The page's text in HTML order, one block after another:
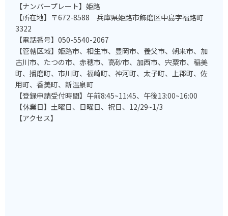
【ナンバープレート】姫路
【所在地】〒672-8588 兵庫県姫路市飾磨区中島字福路町
3322
【電話番号】050-5540-2067
【管轄区域】姫路市、相生市、豊岡市、養父市、朝来市、加
古川市、たつの市、赤穂市、高砂市、加西市、宍粟市、稲美
町、播磨町、市川町、福崎町、神河町、太子町、上郡町、佐
用町、香美町、新温泉町
【登録申請受付時間】午前8:45~11:45、午後13:00~16:00
【休業日】土曜日、日曜日、祝日、12/29~1/3
【アクセス】